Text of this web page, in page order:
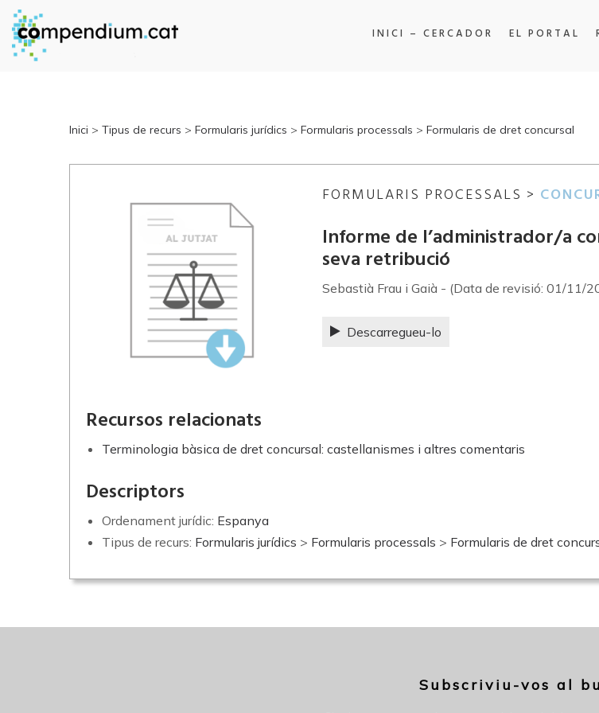
INICI – CERCADOR EL PORTAL
Inici > Tipus de recurs > Formularis jurídics > Formularis processals > Formularis de dret concursal
FORMULARIS PROCESSALS >
Informe de l’administrador/a
seva retribució
Sebastià Frau i Gaià - (Data de revisió: 01/11/
Descarregueu-lo
Recursos relacionats
Terminologia bàsica de dret concursal: castellanismes i altres comentaris
Descriptors
Ordenament jurídic: Espanya
Tipus de recurs: Formularis jurídics > Formularis processals > Formularis de dret
Subscriviu-vos al